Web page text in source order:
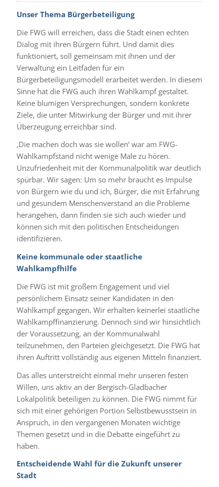
Unser Thema Bürgerbeteiligung
Die FWG will erreichen, dass die Stadt einen echten
Dialog mit ihren Bürgern führt. Und damit dies
funktioniert, soll gemeinsam mit ihnen und der
Verwaltung ein Leitfaden für ein
Bürgerbeteiligungsmodell erarbeitet werden. In diesem
Sinne hat die FWG auch ihren Wahlkampf gestaltet.
Keine blumigen Versprechungen, sondern konkrete
Ziele, die unter Mitwirkung der Bürger und mit ihrer
Überzeugung erreichbar sind.
‚Die machen doch was sie wollen’ war am FWG-
Wahlkampfstand nicht wenige Male zu hören.
Unzufriedenheit mit der Kommunalpolitik war deutlich
spürbar. Wir sagen: Um so mehr braucht es Impulse
von Bürgern wie du und ich, Bürger, die mit Erfahrung
und gesundem Menschenverstand an die Probleme
herangehen, dann finden sie sich auch wieder und
können sich mit den politischen Entscheidungen
identifizieren.
Keine kommunale oder staatliche
Wahlkampfhilfe
Die FWG ist mit großem Engagement und viel
persönlichem Einsatz seiner Kandidaten in den
Wahlkampf gegangen. Wir erhalten keinerlei staatliche
Wahlkampffinanzierung. Dennoch sind wir hinsichtlich
der Voraussetzung, an der Kommunalwahl
teilzunehmen, den Parteien gleichgesetzt. Die FWG hat
ihren Auftritt vollständig aus eigenen Mitteln finanziert.
Das alles unterstreicht einmal mehr unseren festen
Willen, uns aktiv an der Bergisch-Gladbacher
Lokalpolitik beteiligen zu können. Die FWG nimmt für
sich mit einer gehörigen Portion Selbstbewusstsein in
Anspruch, in den vergangenen Monaten wichtige
Themen gesetzt und in die Debatte eingeführt zu
haben.
Entscheidende Wahl für die Zukunft unserer
Stadt